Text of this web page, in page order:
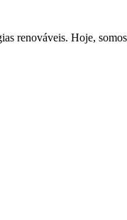
renováveis. Hoje,